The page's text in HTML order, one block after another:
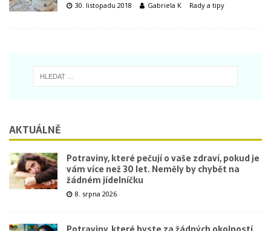
30. listopadu 2018 Gabriela K Rady a tipy
AKTUÁLNĚ
Potraviny, které pečují o vaše zdraví, pokud je
vám více než 30 let. Neměly by chybět na
žádném jídelníčku
8. srpna 2026